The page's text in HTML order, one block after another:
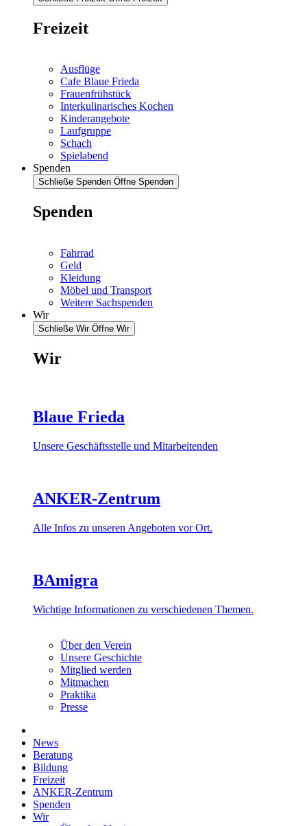
Freizeit
Ausflüge
Cafe Blaue Frieda
Frauenfrühstück
Interkulinarisches Kochen
Kinderangebote
Laufgruppe
Schach
Spielabend
Spenden
Schließe Spenden Öffne Spenden
Spenden
Fahrrad
Geld
Kleidung
Möbel und Transport
Weitere Sachspenden
Wir
Schließe Wir Öffne Wir
Wir
Blaue Frieda
Unsere Geschäftsstelle und Mitarbeitenden
ANKER-Zentrum
Alle Infos zu unseren Angeboten vor Ort.
BAmigra
Wichtige Informationen zu verschiedenen Themen.
Über den Verein
Unsere Geschichte
Mitglied werden
Mitmachen
Praktika
Presse
News
Beratung
Bildung
Freizeit
ANKER-Zentrum
Spenden
Wir